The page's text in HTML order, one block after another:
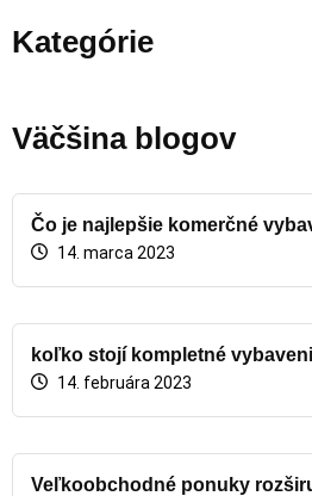
Kategórie
Väčšina blogov
Čo je najlepšie komerčné
14. marca 2023
koľko stojí kompletné
14. februára 2023
Veľkoobchodné ponuky